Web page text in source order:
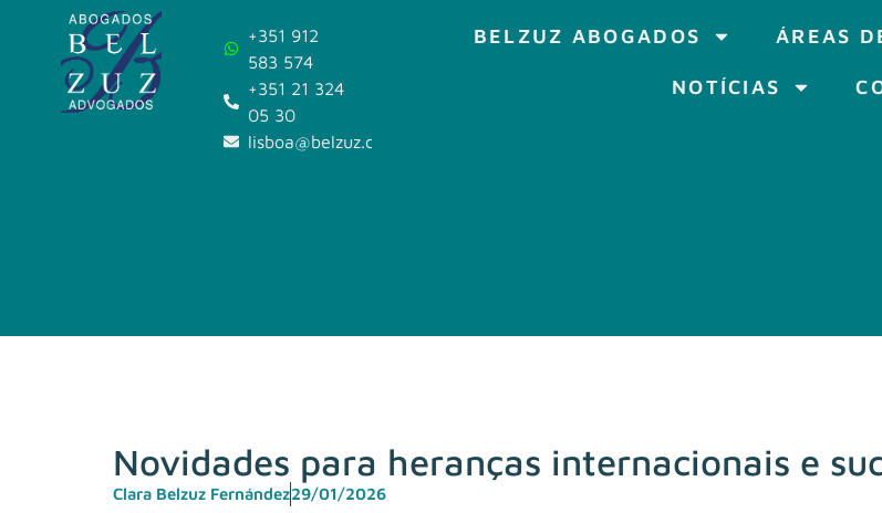
+351 912
583 574
+351 21 324
05 30
lisboa@belzuz.com
BELZUZ ABOGADOS ÁREAS
NOTÍCIAS
Novidades para heranças internacionais e
Clara Belzuz Fernández29/01/2026